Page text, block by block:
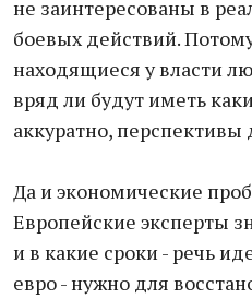
не заинтересованы в
боевых действий.
находящиеся у власти
вряд ли будут иметь
аккуратно,
Да и экономические
Европейские эксперты
и в какие сроки - речь
евро - нужно для